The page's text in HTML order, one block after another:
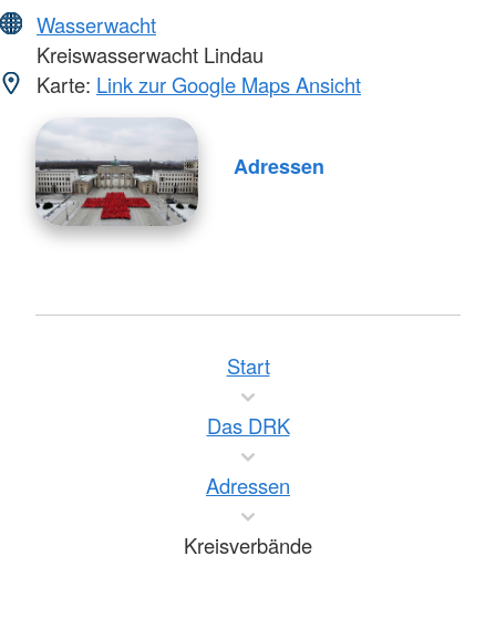
Wasserwacht
Kreiswasserwacht Lindau
Karte: Link zur Google Maps Ansicht
Adressen
Start
Das DRK
Adressen
Kreisverbände